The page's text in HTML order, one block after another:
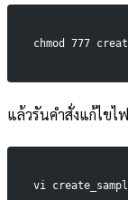
chmod 777
แล้วรันคำสั่งแก้ไขไ
vi